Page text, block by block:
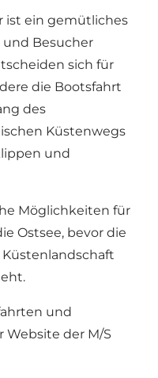
ist ein gemütliches
und Besucher
sich für
die Bootsfahrt
des
Küstenwegs
und
Möglichkeiten für
Ostsee, bevor die
und
Website der M/S